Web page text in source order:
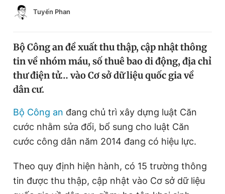
Chào ngày mới
Video Magazine
Sản phẩm khác
Tiện ích Bạn cần biết
Tuyến Phan
Bộ Công an đề xuất thu thập, cập nhật thông
tin về nhóm máu, số thuê bao di động, địa chỉ
thư điện tử… vào Cơ sở dữ liệu quốc gia về
dân cư.
Bộ Công an đang chủ trì xây dựng luật Căn
cước nhằm sửa đổi, bổ sung cho luật Căn
cước công dân năm 2014 đang có hiệu lực.
Theo quy định hiện hành, có 15 trường thông
tin được thu thập, cập nhật vào Cơ sở dữ liệu